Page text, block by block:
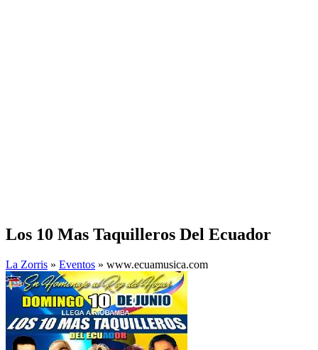
Los 10 Mas Taquilleros Del Ecuador
La Zorris » Eventos » www.ecuamusica.com